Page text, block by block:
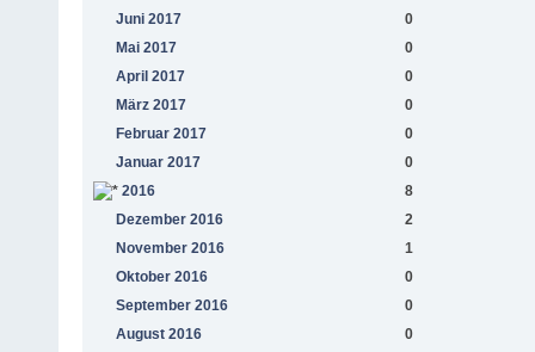
Juni 2017
0
Mai 2017
0
April 2017
0
März 2017
0
Februar 2017
0
Januar 2017
0
2016
8
Dezember 2016
2
November 2016
1
Oktober 2016
0
September 2016
0
August 2016
0